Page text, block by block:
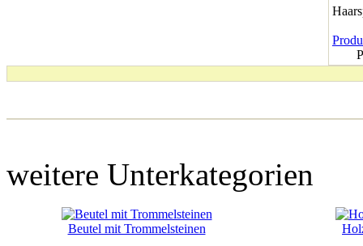
weitere Unterkategorien
Beutel mit Trommelsteinen